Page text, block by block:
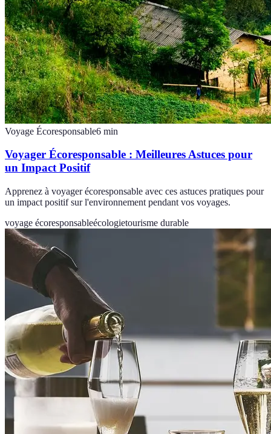
Voyage Écoresponsable6 min
Voyager Écoresponsable : Meilleures Astuces pour
un Impact Positif
Apprenez à voyager écoresponsable avec ces astuces pratiques pour
un impact positif sur l'environnement pendant vos voyages.
voyage écoresponsableécologietourisme durable